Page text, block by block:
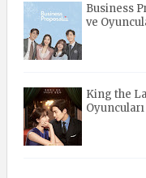
Business
ve
King the